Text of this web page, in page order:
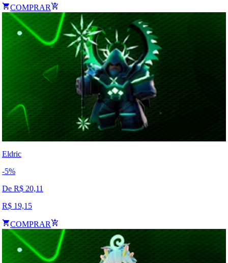
COMPRAR
Eldric
-5%
De R$ 20,11
R$ 19,15
COMPRAR